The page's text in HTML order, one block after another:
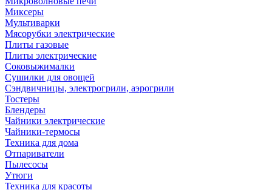
Миксеры
Мультиварки
Мясорубки электрические
Плиты газовые
Плиты электрические
Соковыжималки
Сушилки для овощей
Сэндвичницы, электрогрили, аэрогрили
Тостеры
Блендеры
Чайники электрические
Чайники-термосы
Техника для дома
Отпариватели
Пылесосы
Утюги
Техника для красоты